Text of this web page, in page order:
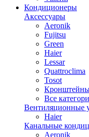
Кондиционеры
Аксессуары
Aeronik
Fujitsu
Green
Haier
Lessar
Quattroclima
Tosot
Все
Вентиляционные
Haier
Канальные
Aeronik